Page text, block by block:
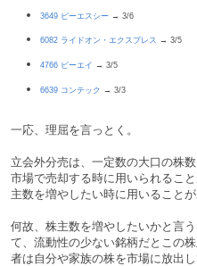
3649 ピーエスシー→ 3/6
6082 ライドオン・エクスプレス → 3/5
4766 ピーエイ → 3/5
6639 コンテック → 3/3
一応、理屈を言っとく。
立会外分売は、一定数の大口の株
市場で売却する時に用いられるこ
主数を増やしたい時に用いることが
何故、株主数を増やしたいかと言
て、流動性の少ない銘柄だとこの
者は自分や家族の株を市場に放出